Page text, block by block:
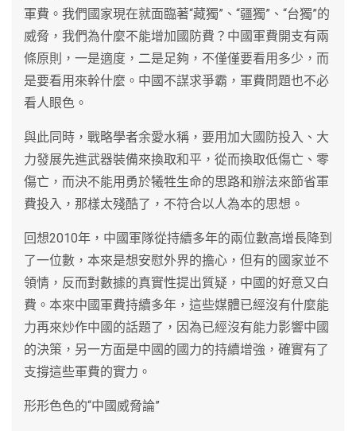
軍費。我們國家現在就面臨著“藏獨”、“疆獨”、“台獨”的
威脅，我們為什麼不能增加國防費？中國軍費開支有兩
條原則，一是適度，二是足夠，不僅僅要看用多少，而
是要看用來幹什麼。中國不謀求爭霸，軍費問題也不必
看人眼色。
與此同時，戰略學者余愛水稱，要用加大國防投入、大
力發展先進武器裝備來換取和平，從而換取低傷亡、零
傷亡，而決不能用勇於犧牲生命的思路和辦法來節省軍
費投入，那樣太殘酷了，不符合以人為本的思想。
回想2010年，中國軍隊從持續多年的兩位數高增長降到
了一位數，本來是想安慰外界的擔心，但有的國家並不
領情，反而對數據的真實性提出質疑，中國的好意又白
費。本來中國軍費持續多年，這些媒體已經沒有什麼能
力再來炒作中國的話題了，因為已經沒有能力影響中國
的決策，另一方面是中國的國力的持續增強，確實有了
支撐這些軍費的實力。
形形色色的“中國威脅論”